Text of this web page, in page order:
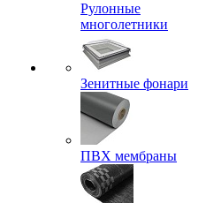
Рулонные
многолетники
Зенитные фонари
ПВХ мембраны